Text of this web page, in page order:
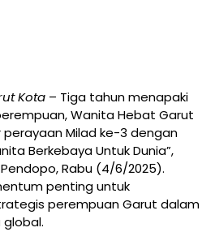
Kota – Tiga tahun menapaki
Wanita Hebat Garut
Milad ke-3 dengan
Berkebaya Untuk Dunia”,
Rabu (4/6/2025).
penting untuk
perempuan Garut dalam